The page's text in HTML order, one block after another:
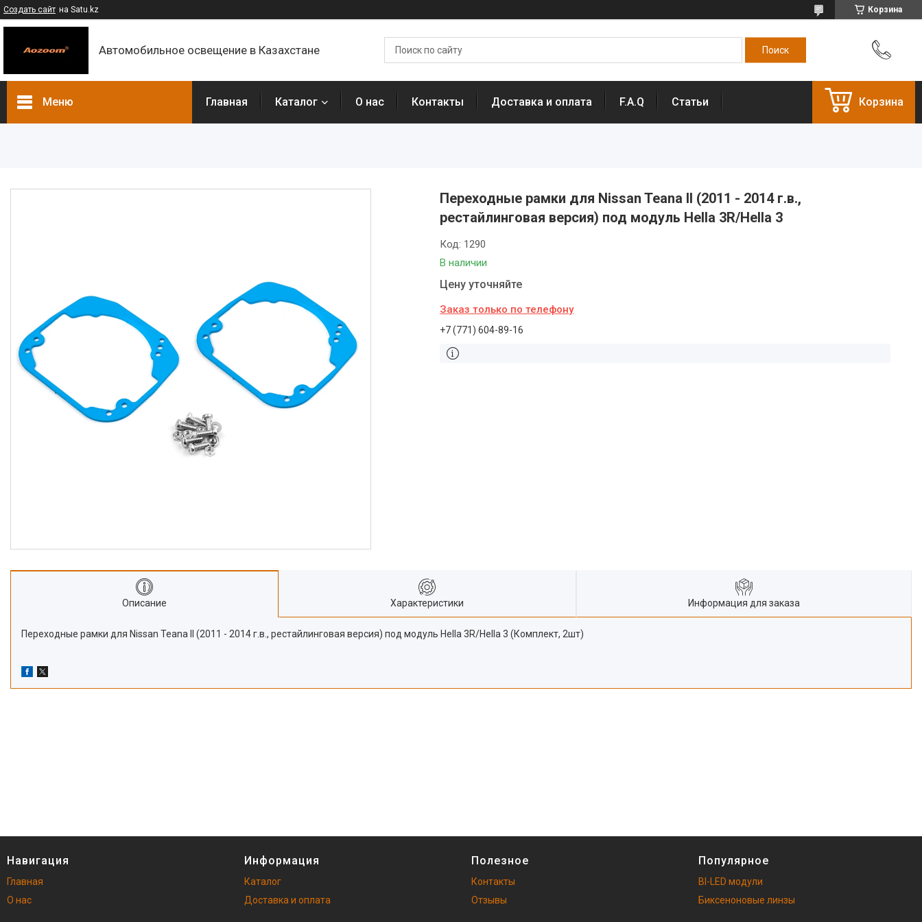
Создать сайт на Satu.kz Корзина
Автомобильное освещение в Казахстане
Меню Главная Каталог О нас Контакты Доставка и оплата F.A.Q Статьи Корзина
Переходные рамки для Nissan Teana II (2011 - 2014 г.в.,
рестайлинговая версия) под модуль Hella 3R/Hella 3
В наличии
Код: 1290
Цену уточняйте
Заказ только по телефону
+7 (771) 604-89-16
Описание Характеристики Информация для заказа
Переходные рамки для Nissan Teana II (2011 - 2014 г.в., рестайлинговая версия) под модуль Hella 3R/Hella 3 (Комплект, 2шт)
Навигация
Главная
О нас
Информация
Каталог
Доставка и оплата
Полезное
Контакты
Отзывы
Популярное
BI-LED модули
Биксеноновые линзы